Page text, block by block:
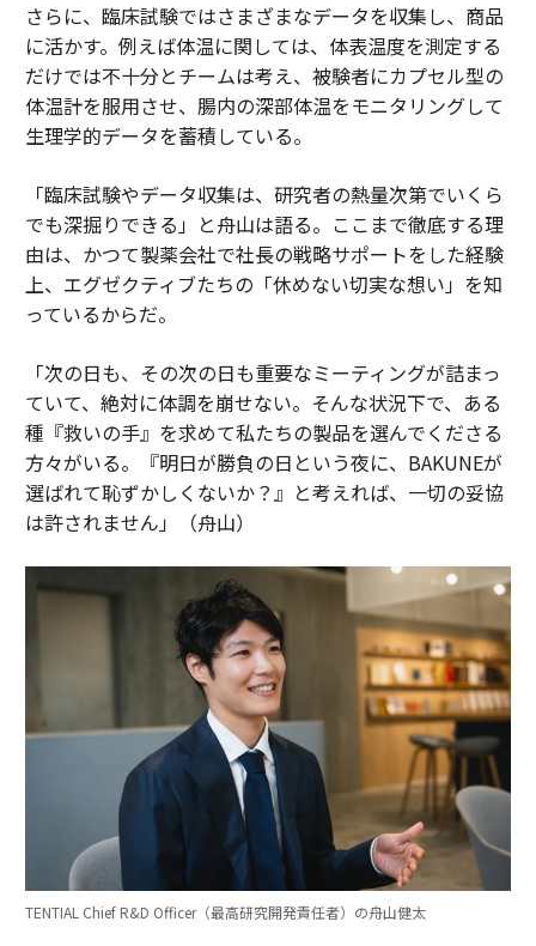
さらに、臨床試験ではさまざまなデータを収集し、商品
に活かす。例えば体温に関しては、体表温度を測定する
だけでは不十分とチームは考え、被験者にカプセル型の
体温計を服用させ、腸内の深部体温をモニタリングして
生理学的データを蓄積している。
「臨床試験やデータ収集は、研究者の熱量次第でいくら
でも深掘りできる」と舟山は語る。ここまで徹底する理
由は、かつて製薬会社で社長の戦略サポートをした経験
上、エグゼクティブたちの「休めない切実な想い」を知
っているからだ。
「次の日も、その次の日も重要なミーティングが詰まっ
ていて、絶対に体調を崩せない。そんな状況下で、ある
種『救いの手』を求めて私たちの製品を選んでくださる
方々がいる。『明日が勝負の日という夜に、BAKUNEが
選ばれて恥ずかしくないか？』と考えれば、一切の妥協
は許されません」（舟山）
TENTIAL Chief R&D Officer（最高研究開発責任者）の舟山健太